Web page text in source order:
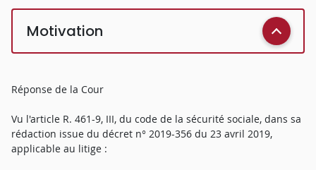
Motivation
Réponse de la Cour
Vu l'article R. 461-9, III, du code de la sécurité sociale, dans sa
rédaction issue du décret n° 2019-356 du 23 avril 2019,
applicable au litige :